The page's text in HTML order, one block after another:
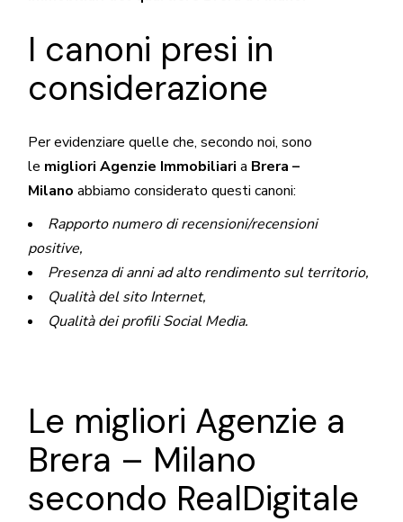
I canoni presi in
considerazione
Per evidenziare quelle che, secondo noi, sono
le migliori Agenzie Immobiliari a Brera –
Milano abbiamo considerato questi canoni:
Rapporto numero di recensioni/recensioni
positive,
Presenza di anni ad alto rendimento sul territorio,
Qualità del sito Internet,
Qualità dei profili Social Media.
Le migliori Agenzie a
Brera – Milano
secondo RealDigitale